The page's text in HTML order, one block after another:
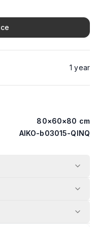
1 year
80×60×80 cm
AIKO-b03015-QINQ